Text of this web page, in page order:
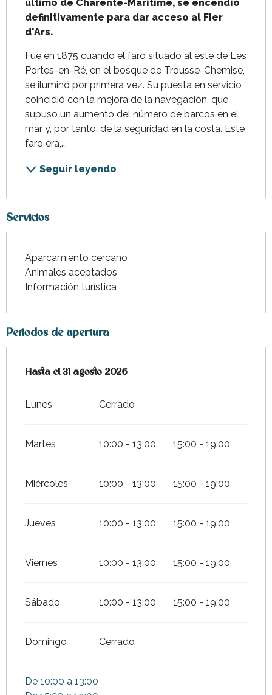
último de Charente-Maritime, se encendió
definitivamente para dar acceso al Fier
d'Ars.
Fue en 1875 cuando el faro situado al este de Les
Portes-en-Ré, en el bosque de Trousse-Chemise,
se iluminó por primera vez. Su puesta en servicio
coincidió con la mejora de la navegación, que
supuso un aumento del número de barcos en el
mar y, por tanto, de la seguridad en la costa. Este
faro era,...
Seguir leyendo
Servicios
Aparcamiento cercano
Animales aceptados
Información turística
Periodos de apertura
Del1 julio 2026al31 agosto 2026
Hasta el31 agosto 2026
Lunes Cerrado
Martes 10:00 - 13:00 15:00 - 19:00
Miércoles 10:00 - 13:00 15:00 - 19:00
Jueves 10:00 - 13:00 15:00 - 19:00
Viernes 10:00 - 13:00 15:00 - 19:00
Sábado 10:00 - 13:00 15:00 - 19:00
Domingo Cerrado
De 10:00 a 13:00